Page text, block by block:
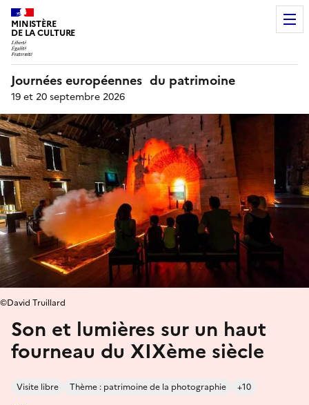
MINISTÈRE
DE LA CULTURE
Journées européennes du patrimoine
19 et 20 septembre 2026
Son et lumières sur un haut
fourneau du XIXème siècle
Visite libre Thème : patrimoine de la photographie +10
©David Truillard